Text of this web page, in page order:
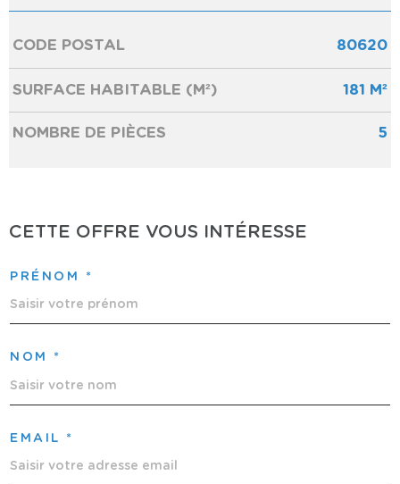
Caractérisque Valeurs
CODE POSTAL 80620
SURFACE HABITABLE (M²) 181 M²
NOMBRE DE PIÈCES 5
CETTE OFFRE VOUS INTÉRESSE
PRÉNOM *
NOM *
EMAIL *